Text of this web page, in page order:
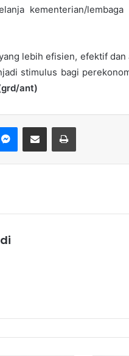
kementerian/
lebih efisien, efektif
stimulus bagi
ant)